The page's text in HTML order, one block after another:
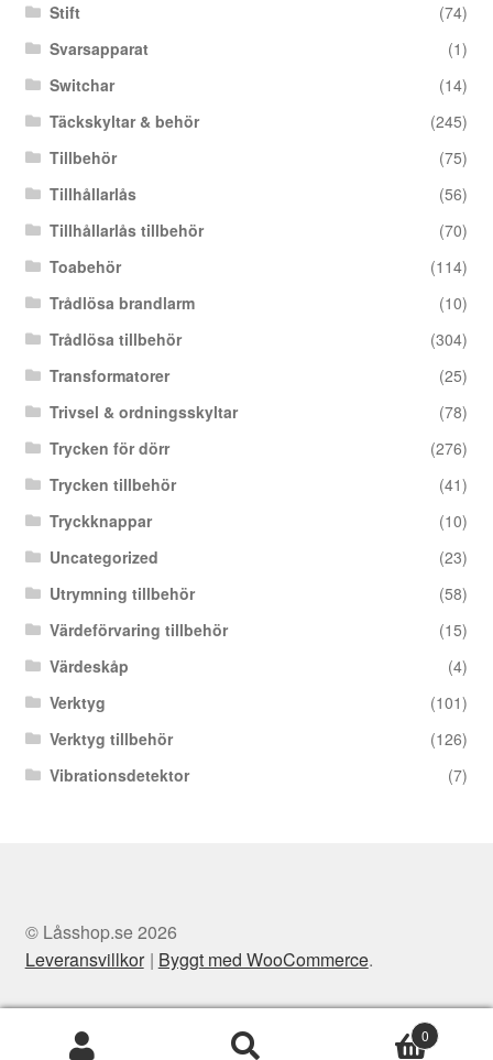
Stift
(74)
Svarsapparat
(1)
Switchar
(14)
Täckskyltar & behör
(245)
Tillbehör
(75)
Tillhållarlås
(56)
Tillhållarlås tillbehör
(70)
Toabehör
(114)
Trådlösa brandlarm
(10)
Trådlösa tillbehör
(304)
Transformatorer
(25)
Trivsel & ordningsskyltar
(78)
Trycken för dörr
(276)
Trycken tillbehör
(41)
Tryckknappar
(10)
Uncategorized
(23)
Utrymning tillbehör
(58)
Värdeförvaring tillbehör
(15)
Värdeskåp
(4)
Verktyg
(101)
Verktyg tillbehör
(126)
Vibrationsdetektor
(7)
© Låsshop.se 2026
Leveransvillkor
Byggt med WooCommerce.
0